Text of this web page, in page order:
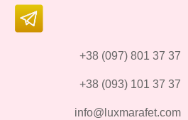
+38 (097) 801 37 37
+38 (093) 101 37 37
info@luxmarafet.com